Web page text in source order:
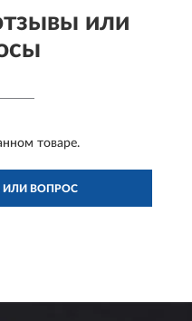
или
товаре.
ИЛИ ВОПРОС